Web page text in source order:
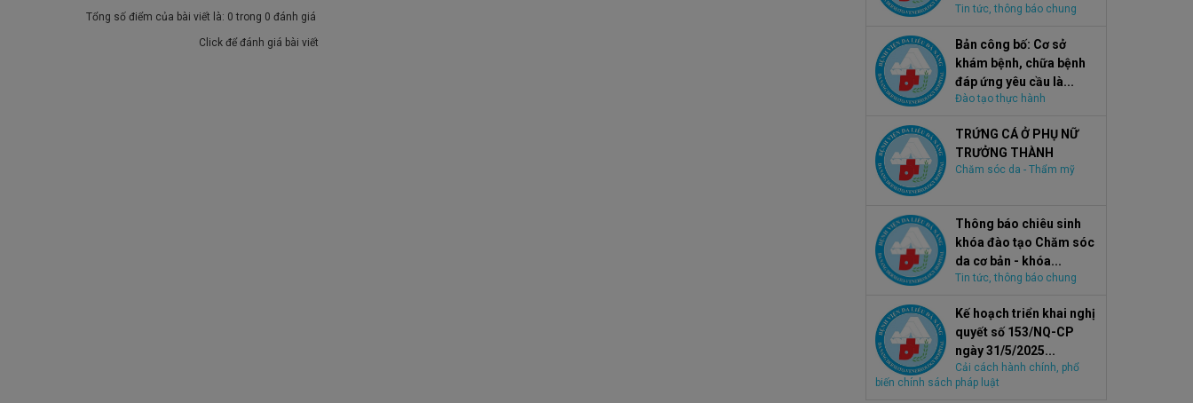
Tổng số điểm của bài viết là: 0 trong 0 đánh giá
Click để đánh giá bài viết
Tin tức, thông báo chung
Bản công bố: Cơ sở
khám bệnh, chữa bệnh
đáp ứng yêu cầu là...
Đào tạo thực hành
TRỨNG CÁ Ở PHỤ NỮ
TRƯỞNG THÀNH
Chăm sóc da - Thẩm mỹ
Thông báo chiêu sinh
khóa đào tạo Chăm sóc
da cơ bản - khóa...
Tin tức, thông báo chung
Kế hoạch triển khai nghị
quyết số 153/NQ-CP
ngày 31/5/2025...
Cải cách hành chính, phổ
biến chính sách pháp luật